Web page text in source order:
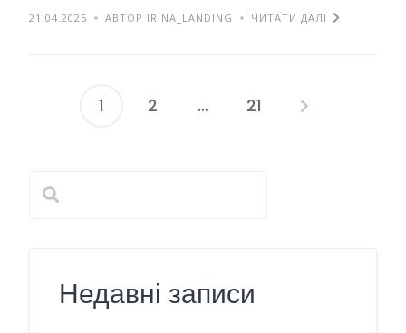
21.04.2025 АВТОР IRINA_LANDING ЧИТАТИ ДАЛІ
Навігація
1 2 … 21
Недавні записи